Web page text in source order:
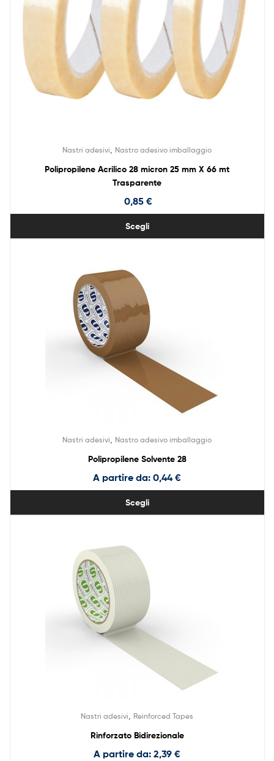
Nastri adesivi Nastro adesivo imballaggio
Polipropilene Acrilico 28 micron 25 mm X 66 mt
Trasparente
0,85 €
Scegli
Nastri adesivi Nastro adesivo imballaggio
Polipropilene Solvente 28
A partire da: 0,44 €
Scegli
Nastri adesivi Reinforced Tapes
Rinforzato Bidirezionale
A partire da: 2,39 €